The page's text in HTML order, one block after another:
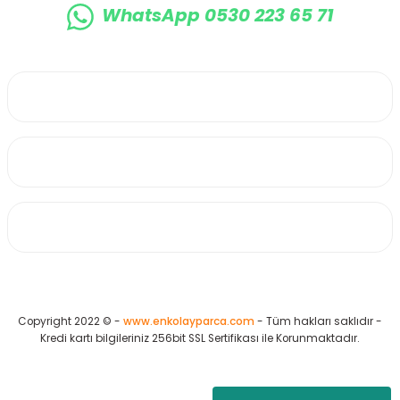
WhatsApp 0530 223 65 71
Copyright 2022 © - www.enkolayparca.com - Tüm hakları saklıdır -
Kredi kartı bilgileriniz 256bit SSL Sertifikası ile Korunmaktadır.